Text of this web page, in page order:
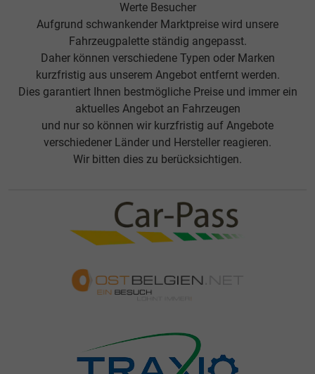
Werte Besucher
Aufgrund schwankender Marktpreise wird unsere
Fahrzeugpalette ständig angepasst.
Daher können verschiedene Typen oder Marken
kurzfristig aus unserem Angebot entfernt werden.
Dies garantiert Ihnen bestmögliche Preise und immer ein
aktuelles Angebot an Fahrzeugen
und nur so können wir kurzfristig auf Angebote
verschiedener Länder und Hersteller reagieren.
Wir bitten dies zu berücksichtigen.